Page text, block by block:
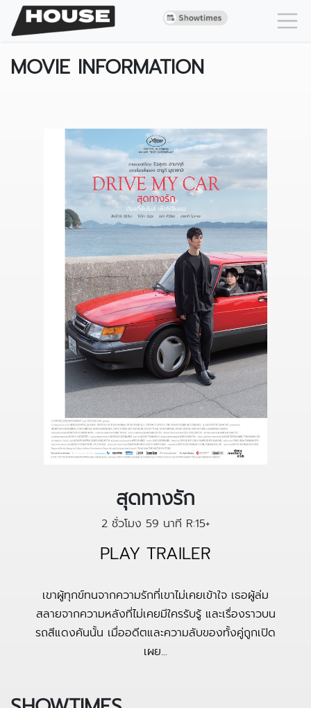
MOVIE INFORMATION
สุดทางรัก
2 ชั่วโมง 59 นาที R:15+
PLAY TRAILER
เขาผู้ทุกข์ทนจากความรักที่เขาไม่เคยเข้าใจ เธอผู้ล่ม
สลายจากความหลังที่ไม่เคยมีใครรับรู้ และเรื่องราวบน
รถสีแดงคันนั้น เมื่ออดีตและความลับของทั้งคู่ถูกเปิด
เผย...